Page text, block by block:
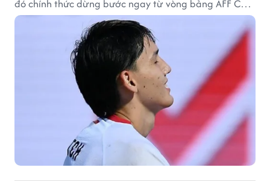
đó chính thức dừng bước ngay từ vòng bảng AFF Cup
2026.